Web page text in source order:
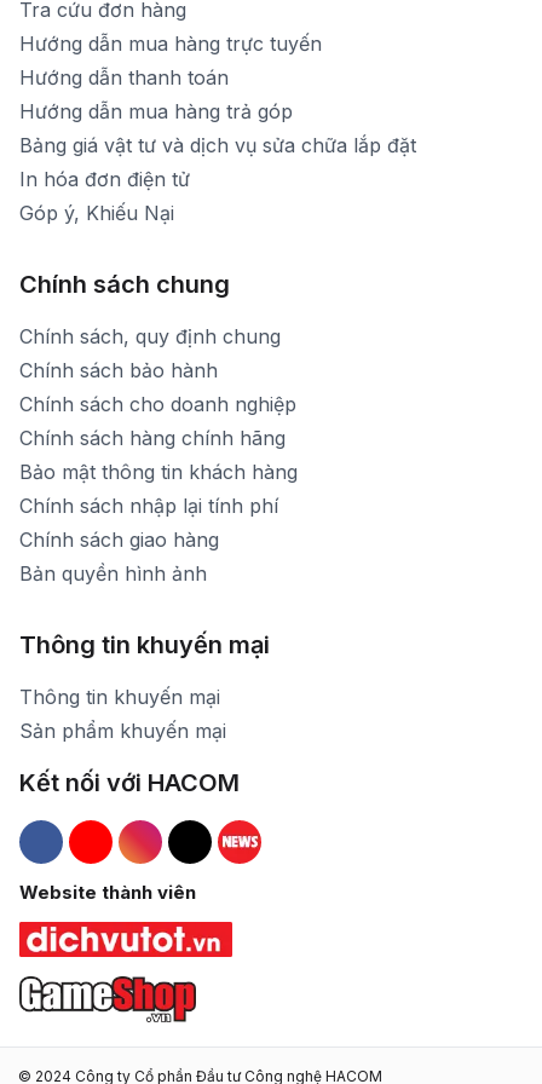
Tra cứu đơn hàng
Hướng dẫn mua hàng trực tuyến
Hướng dẫn thanh toán
Hướng dẫn mua hàng trả góp
Bảng giá vật tư và dịch vụ sửa chữa lắp đặt
In hóa đơn điện tử
Góp ý, Khiếu Nại
Chính sách chung
Chính sách, quy định chung
Chính sách bảo hành
Chính sách cho doanh nghiệp
Chính sách hàng chính hãng
Bảo mật thông tin khách hàng
Chính sách nhập lại tính phí
Chính sách giao hàng
Bản quyền hình ảnh
Thông tin khuyến mại
Thông tin khuyến mại
Sản phẩm khuyến mại
Kết nối với HACOM
Hacom Facebook
Hacom YouTube
Hacom Instagram
Hacom TikTok
Website thành viên
© 2024 Công ty Cổ phần Đầu tư Công nghệ HACOM